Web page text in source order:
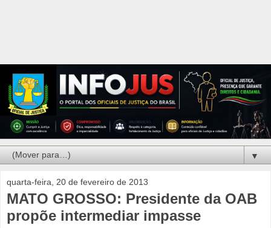
▼
quarta-feira, 20 de fevereiro de 2013
MATO GROSSO: Presidente da OAB
propõe intermediar impasse